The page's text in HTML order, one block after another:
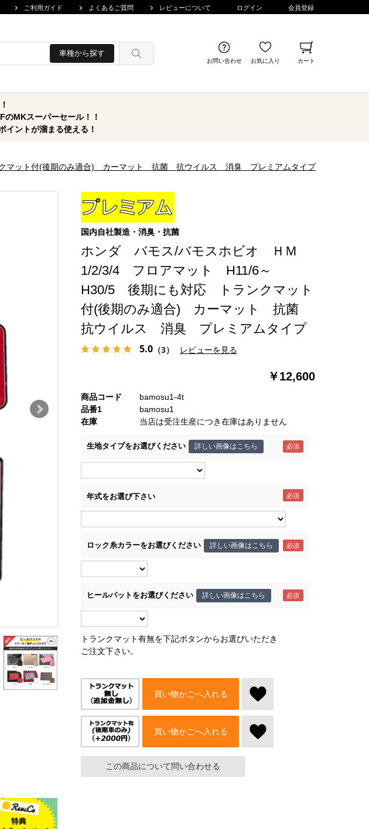
ご利用ガイド よくあるご質問 レビューについて ログイン 会員登録
車種から探す
お問い合わせ お気に入り カート
MKスーパーセール！！
イントが溜まる使える！
ット付(後期のみ適合) カーマット 抗菌 抗ウイルス 消臭 プレミアムタイプ
国内自社製造・消臭・抗菌
ホンダ バモス/バモスホビオ ＨＭ
1/2/3/4 フロアマット H11/6～
H30/5 後期にも対応 トランクマット
付(後期のみ適合) カーマット 抗菌
抗ウイルス 消臭 プレミアムタイプ
5.0 （3） レビューを見る
￥12,600
商品コード
bamosu1-4t
品番1
bamosu1
在庫
当店は受注生産につき在庫はありません
トランクマット有無を下記ボタンからお選びいただき
ご注文下さい。
生地タイプをお選びください 詳しい画像はこちら
年式をお選び下さい
ロック糸カラーをお選びください 詳しい画像はこちら
ヒールパットをお選びください 詳しい画像はこちら
買い物かごへ入れる
買い物かごへ入れる
この商品について問い合わせる